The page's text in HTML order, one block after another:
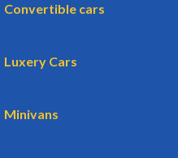
Convertible cars
Luxery Cars
Minivans